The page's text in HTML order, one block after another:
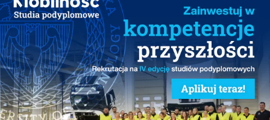
Zmysł estetyczny oraz dbałość o detale
Dodatkowym atutem będzie doświadczenie
w realizacji projektów z branży motoryzacyjnej
Dobra znajomość języka angielskiego
Komunikatywność, gotowość do współpracy
i umiejętność pracy w zespole
Terminowość, sprawność w działaniu i skuteczne